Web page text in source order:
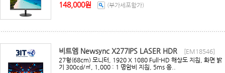
148,000원 (부가세포함가)
비트엠 Newsync X277IPS LASER HDR
[EM18546]
27형(68cm) 모니터, 1920 X 1080 Full-HD 해상도 지원, 화면 밝
기 300cd/㎡, 1,000 : 1 명암비 지원, 5ms 응..